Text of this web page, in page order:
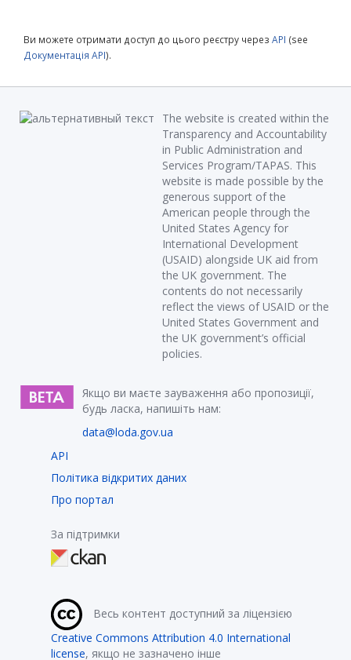
Ви можете отримати доступ до цього реєстру через API (see
Документація API).
The website is created within the
Transparency and Accountability
in Public Administration and
Services Program/TAPAS. This
website is made possible by the
generous support of the
American people through the
United States Agency for
International Development
(USAID) alongside UK aid from
the UK government. The
contents do not necessarily
reflect the views of USAID or the
United States Government and
the UK government’s official
policies.
Якщо ви маєте зауваження або пропозиції,
будь ласка, напишіть нам:
data@loda.gov.ua
API
Політика відкритих даних
Про портал
За підтримки
Весь контент доступний за ліцензією
Creative Commons Attribution 4.0 International
license, якщо не зазначено інше